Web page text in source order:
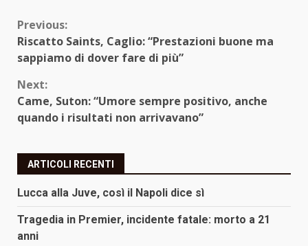
Continue
Reading
Previous:
Riscatto Saints, Caglio: “Prestazioni buone ma
sappiamo di dover fare di più”
Next:
Came, Suton: “Umore sempre positivo, anche
quando i risultati non arrivavano”
ARTICOLI RECENTI
Lucca alla Juve, così il Napoli dice sì
Tragedia in Premier, incidente fatale: morto a 21
anni